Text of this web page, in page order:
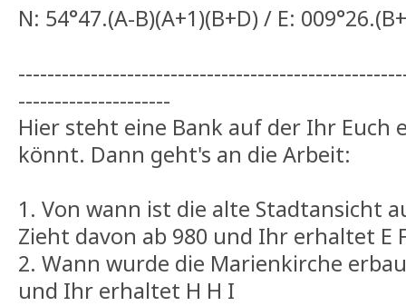
N: 54°47.(A-B)(A+1)(B+D) / E:
---------------------
Hier steht eine Bank auf der Ihr Euch
könnt. Dann geht's an die Arbeit:
1. Von wann ist die alte Stadtansicht
Zieht davon ab 980 und Ihr erhaltet E
2. Wann wurde die Marienkirche
und Ihr erhaltet H H I